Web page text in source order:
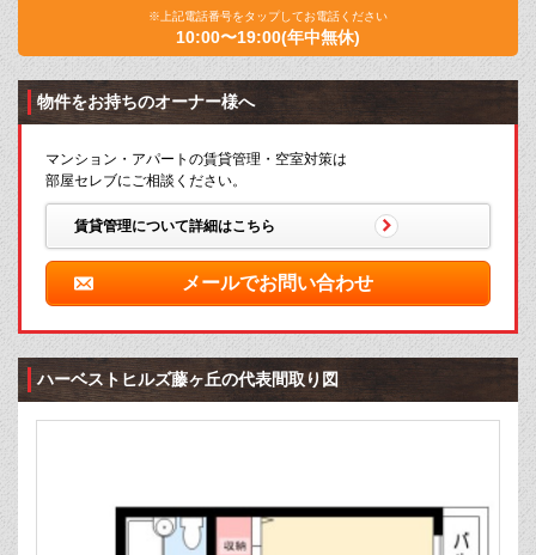
※上記電話番号をタップしてお電話ください
10:00〜19:00(年中無休)
物件をお持ちのオーナー様へ
マンション・アパートの賃貸管理・空室対策は
部屋セレブにご相談ください。
賃貸管理について詳細はこちら
メールでお問い合わせ
ハーベストヒルズ藤ヶ丘の代表間取り図